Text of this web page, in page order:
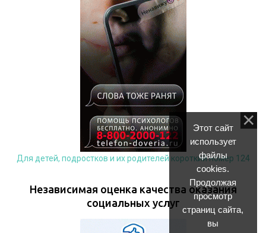
Для детей, подростков и их родителей короткий номер 124
Независимая оценка качества оказания
социальных услуг
Этот сайт
использует
файлы
cookies.
Продолжая
просмотр
страниц сайта,
вы